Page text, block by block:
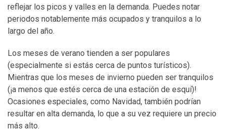
reflejar los picos y valles en la demanda. Puedes notar
periodos notablemente más ocupados y tranquilos a lo
largo del año.
Los meses de verano tienden a ser populares
(especialmente si estás cerca de puntos turísticos).
Mientras que los meses de invierno pueden ser tranquilos
(¡a menos que estés cerca de una estación de esquí)!
Ocasiones especiales, como Navidad, también podrían
resultar en alta demanda, lo que a su vez requiere un precio
más alto.